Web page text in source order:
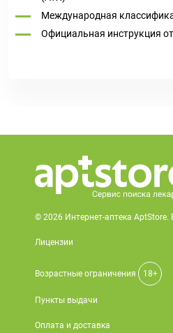
Международная
Официальная инструкция
© 2026 Интернет-аптека
Лицензии
Возрастные ограничения 18+
Пункты выдачи
Оплата и доставка